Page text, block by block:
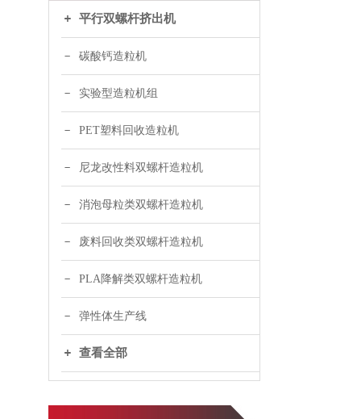
平行双螺杆挤出机
碳酸钙造粒机
实验型造粒机组
PET塑料回收造粒机
尼龙改性料双螺杆造粒机
消泡母粒类双螺杆造粒机
废料回收类双螺杆造粒机
PLA降解类双螺杆造粒机
弹性体生产线
查看全部